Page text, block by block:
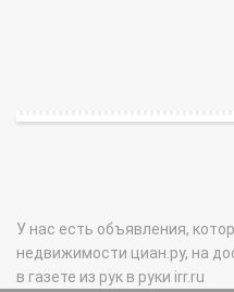
У нас есть объявления,
недвижимости циан.ру, на
в газете из рук в руки irr.ru